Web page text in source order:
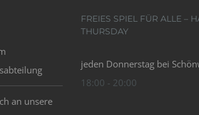
an unsere
FREIES SPIEL FÜR ALLE –
THURSDAY
jeden Donnerstag bei
18:00 - 20:00